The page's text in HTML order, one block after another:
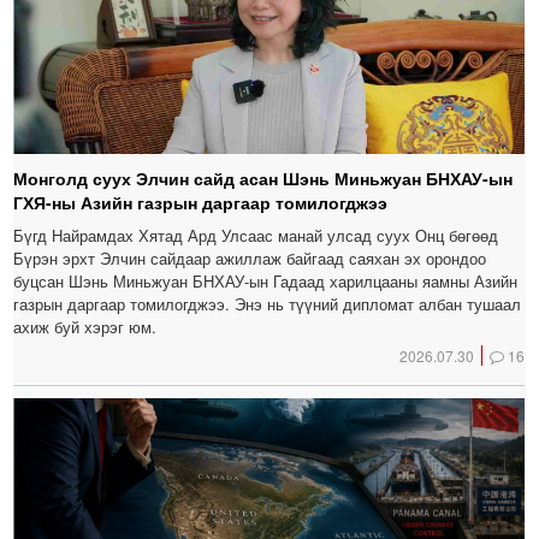
Монголд суух Элчин сайд асан Шэнь Миньжуан БНХАУ-ын
ГХЯ-ны Азийн газрын даргаар томилогджээ
Бүгд Найрамдах Хятад Ард Улсаас манай улсад суух Онц бөгөөд
Бүрэн эрхт Элчин сайдаар ажиллаж байгаад саяхан эх орондоо
буцсан Шэнь Миньжуан БНХАУ-ын Гадаад харилцааны яамны Азийн
газрын даргаар томилогджээ. Энэ нь түүний дипломат албан тушаал
ахиж буй хэрэг юм.
2026.07.30 16